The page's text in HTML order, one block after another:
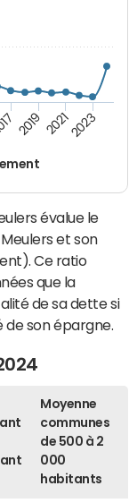
2019 20212023
évalue le
et son
Ce ratio
que la
de sa dette si
de son épargne.
Moyenne
communes
de 500 à 2
000
habitants